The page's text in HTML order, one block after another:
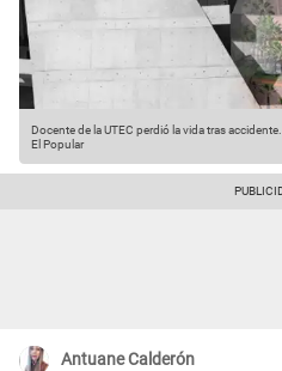
Docente de la UTEC perdió la vida tras accidente.
El Popular
Antuane Calderón